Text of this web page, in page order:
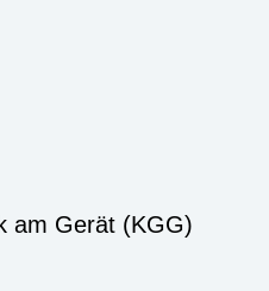
am Gerät (KGG)